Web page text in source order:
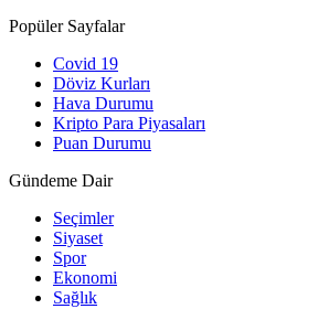
Popüler Sayfalar
Covid 19
Döviz Kurları
Hava Durumu
Kripto Para Piyasaları
Puan Durumu
Gündeme Dair
Seçimler
Siyaset
Spor
Ekonomi
Sağlık